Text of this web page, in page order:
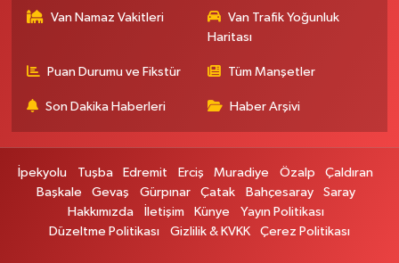
Cevdetpaşa Mahallesi, İki Nisan Caddesi No:29 A İpekyolu Van
Selçuk Eczanesi
Cumhuriyet Mahallesi, Atatürk Caddesi No:9 1A Çatak Van
Van Namaz Vakitleri
Van Trafik Yoğunluk
Haritası
Puan Durumu ve Fikstür Tüm Manşetler
Son Dakika Haberleri Haber Arşivi
İpekyolu Tuşba Edremit Erciş Muradiye Özalp
Çaldıran
Başkale
Gevaş Gürpınar Çatak Bahçesaray
Saray
Hakkımızda
İletişim Künye
Yayın Politikası
Düzeltme Politikası
Gizlilik & KVKK Çerez Politikası